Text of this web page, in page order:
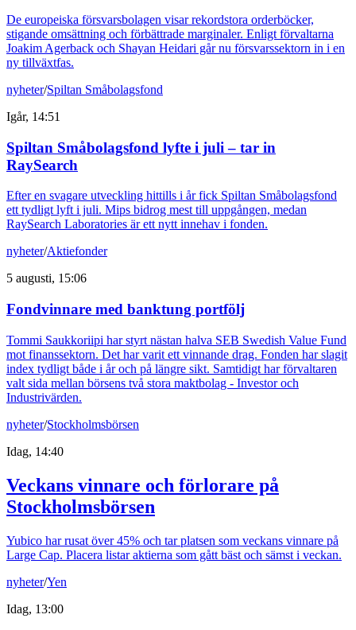
De europeiska försvarsbolagen visar rekordstora orderböcker,
stigande omsättning och förbättrade marginaler. Enligt förvaltarna
Joakim Agerback och Shayan Heidari går nu försvarssektorn in i en
ny tillväxtfas.
nyheter/Spiltan Småbolagsfond
Igår, 14:51
Spiltan Småbolagsfond lyfte i juli – tar in
RaySearch
Efter en svagare utveckling hittills i år fick Spiltan Småbolagsfond
ett tydligt lyft i juli. Mips bidrog mest till uppgången, medan
RaySearch Laboratories är ett nytt innehav i fonden.
nyheter/Aktiefonder
5 augusti, 15:06
Fondvinnare med banktung portfölj
Tommi Saukkoriipi har styrt nästan halva SEB Swedish Value Fund
mot finanssektorn. Det har varit ett vinnande drag. Fonden har slagit
index tydligt både i år och på längre sikt. Samtidigt har förvaltaren
valt sida mellan börsens två stora maktbolag - Investor och
Industrivärden.
nyheter/Stockholmsbörsen
Idag, 14:40
Veckans vinnare och förlorare på
Stockholmsbörsen
Yubico har rusat över 45% och tar platsen som veckans vinnare på
Large Cap. Placera listar aktierna som gått bäst och sämst i veckan.
nyheter/Yen
Idag, 13:00